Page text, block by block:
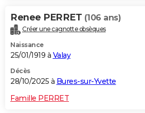
Renee PERRET (106 ans)
Créer une cagnotte obsèques
Naissance
25/01/1919 à Valay
Décès
28/10/2025 à Bures-sur-Yvette
Famille PERRET